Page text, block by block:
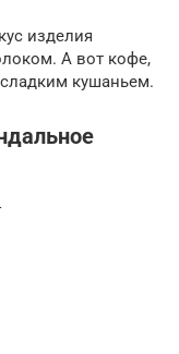
изделия
А вот кофе,
кушаньем.